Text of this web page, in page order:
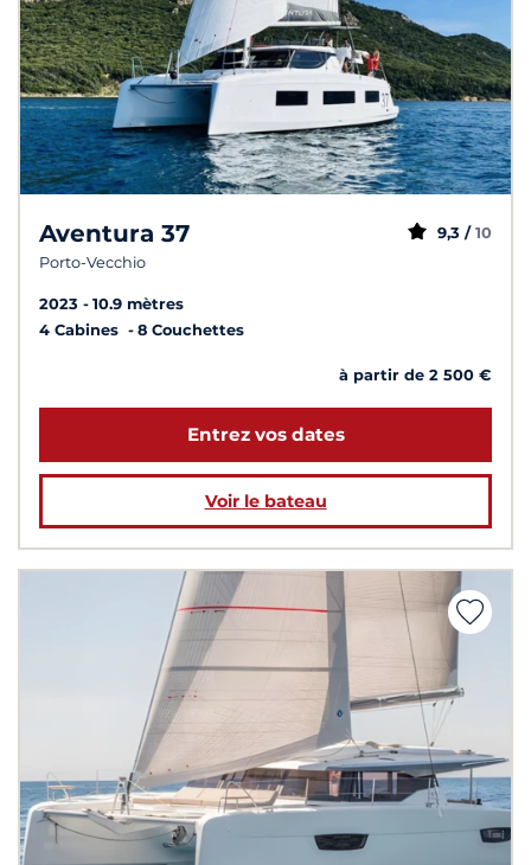
Aventura 37
Porto-Vecchio
9,3 / 10
2023
10.9 mètres
4 Cabines
8 Couchettes
à partir de 2 500 €
Entrez vos dates
Voir le bateau